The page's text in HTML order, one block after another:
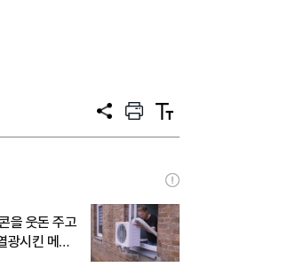
공
프
트
텍
트
을 웃돈 주고
광시킨 메이